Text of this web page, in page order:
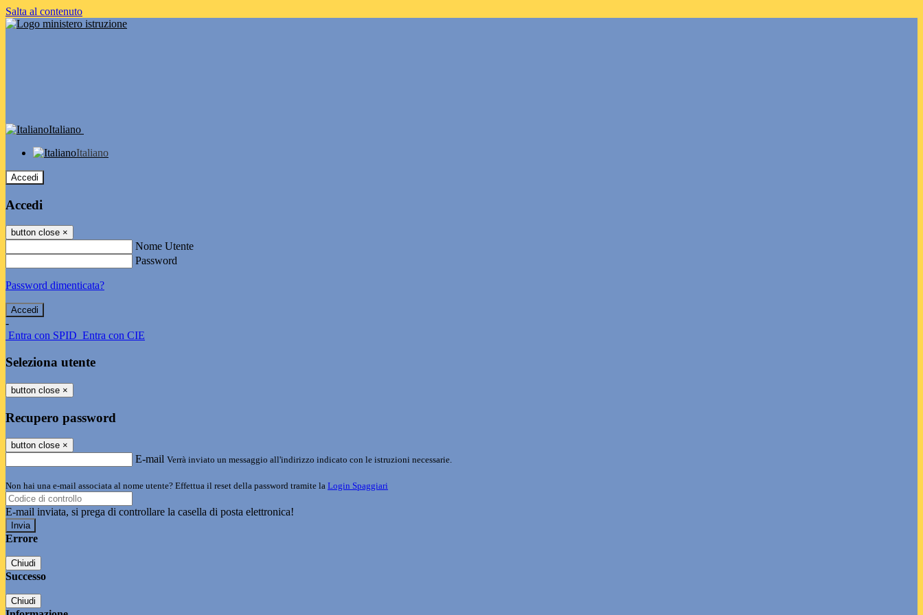
Salta al contenuto
Italiano
Italiano
Accedi
Accedi
button close ×
Nome Utente
Password
Password dimenticata?
-
Entra con SPID Entra con CIE
Seleziona utente
button close ×
Recupero password
button close ×
E-mail Verrà inviato un messaggio all'indirizzo indicato con le istruzioni necessarie.
Non hai una e-mail associata al nome utente? Effettua il reset della password tramite la Login Spaggiari
E-mail inviata, si prega di controllare la casella di posta elettronica!
Errore
Chiudi
Successo
Chiudi